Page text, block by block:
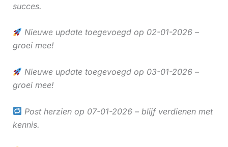
succes.
Nieuwe update toegevoegd op 02-01-2026 –
groei mee!
Nieuwe update toegevoegd op 03-01-2026 –
groei mee!
Post herzien op 07-01-2026 – blijf verdienen met
kennis.